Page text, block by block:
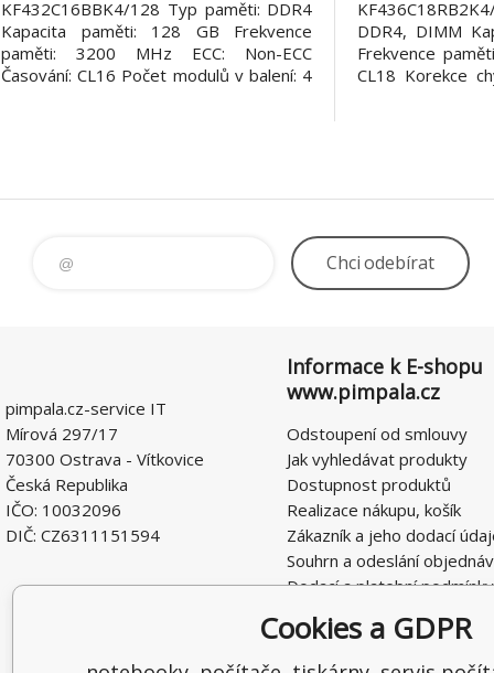
KF432C16BBK4/128 Typ paměti: DDR4
Kapacita paměti: 128 GB Frekvence
paměti: 3200 MHz ECC: Non-ECC
Časování: CL16 Počet modulů v balení: 4
DDR4, DIMM
Frekvence
CL18 Korekce
Chciodebírat
pimpala.cz-service IT
Mírová 297/17
70300 Ostrava - Vítkovice
Česká Republika
IČO: 10032096
DIČ: CZ6311151594
Informace k E-shopu
www.pimpala.cz
Odstoupení od smlouvy
Jak vyhledávat produkty
Dostupnost produktů
Realizace nákupu, košík
Zákazník a jeho dodací
Souhrn a odeslání
Dodací a platební podmínky
Obchodní podmínky E-
Ochrana osobních údajů
Řešení nedostatků,
Cookies a GDPR